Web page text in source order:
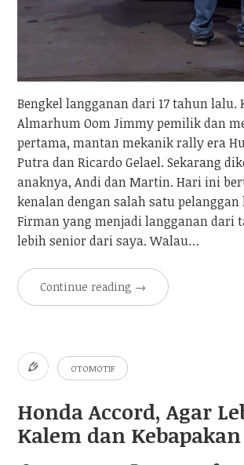
Bengkel langganan dari 17 tahun lalu.
Almarhum Oom Jimmy pemilik dan
pertama, mantan mekanik rally era
Putra dan Ricardo Gelael. Sekarang
anaknya, Andi dan Martin. Hari ini
kenalan dengan salah satu pelanggan
Firman yang menjadi langganan dari
lebih senior dari saya. Walau…
Continue reading →
OTOMOTIF
Honda Accord, Agar
Kalem dan Kebapakan